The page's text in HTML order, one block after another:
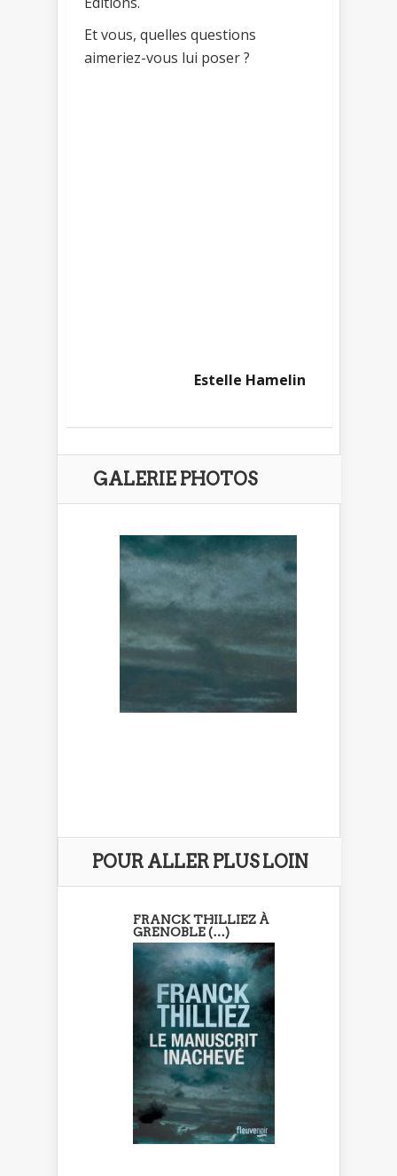
Et vous, quelles questions
aimeriez-vous lui poser ?
Estelle Hamelin
GALERIE PHOTOS
POUR ALLER PLUS LOIN
FRANCK THILLIEZ À
GRENOBLE (…)